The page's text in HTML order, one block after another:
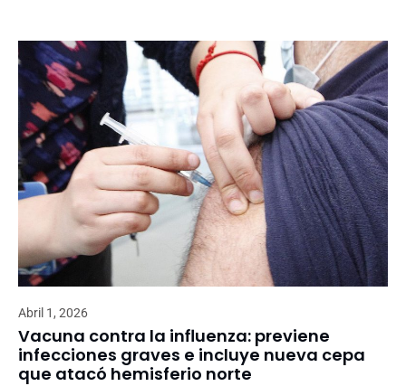
Abril 1, 2026
Vacuna contra la influenza: previene
infecciones graves e incluye nueva cepa
que atacó hemisferio norte